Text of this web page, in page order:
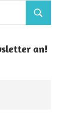
Suchen
an!